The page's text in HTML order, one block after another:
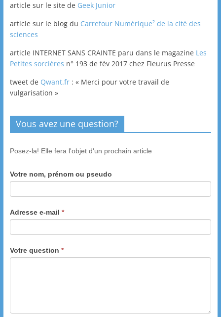
article sur le site de Geek Junior
article sur le blog du Carrefour Numérique² de la cité des
sciences
article INTERNET SANS CRAINTE paru dans le magazine Les
Petites sorcières n° 193 de fév 2017 chez Fleurus Presse
tweet de Qwant.fr: « Merci pour votre travail de
vulgarisation »
Vous avez une question?
Posez-la! Elle fera l'objet d'un prochain article
Votre nom, prénom ou pseudo
Adresse e-mail *
Votre question *